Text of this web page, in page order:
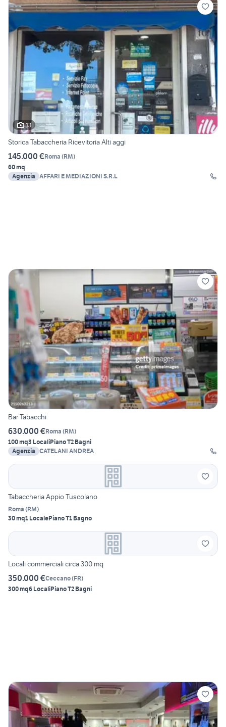
13
Storica Tabaccheria Ricevitoria Alti aggi
145.000 €Roma (RM)
60 mq
Agenzia AFFARI E MEDIAZIONI S.R.L
Bar Tabacchi
630.000 €Roma (RM)
100 mq3 LocaliPiano T2 Bagni
Agenzia CATELANI ANDREA
Tabaccheria Appio Tuscolano
Roma (RM)
30 mq1 LocalePiano T1 Bagno
Locali commerciali circa 300 mq
350.000 €Ceccano(FR)
300 mq6 LocaliPiano T2 Bagni